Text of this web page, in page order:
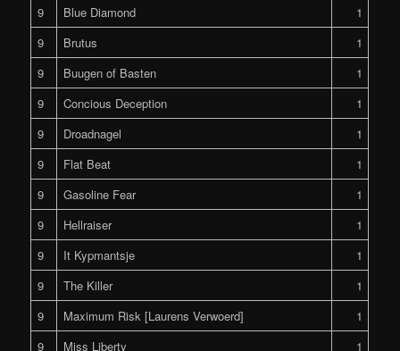
9
Blue Diamond
1
9
Brutus
1
9
Buugen of Basten
1
9
Concious Deception
1
9
Droadnagel
1
9
Flat Beat
1
9
Gasoline Fear
1
9
Hellraiser
1
9
It Kypmantsje
1
9
The Killer
1
9
Maximum Risk [Laurens Verwoerd]
1
9
Miss Liberty
1